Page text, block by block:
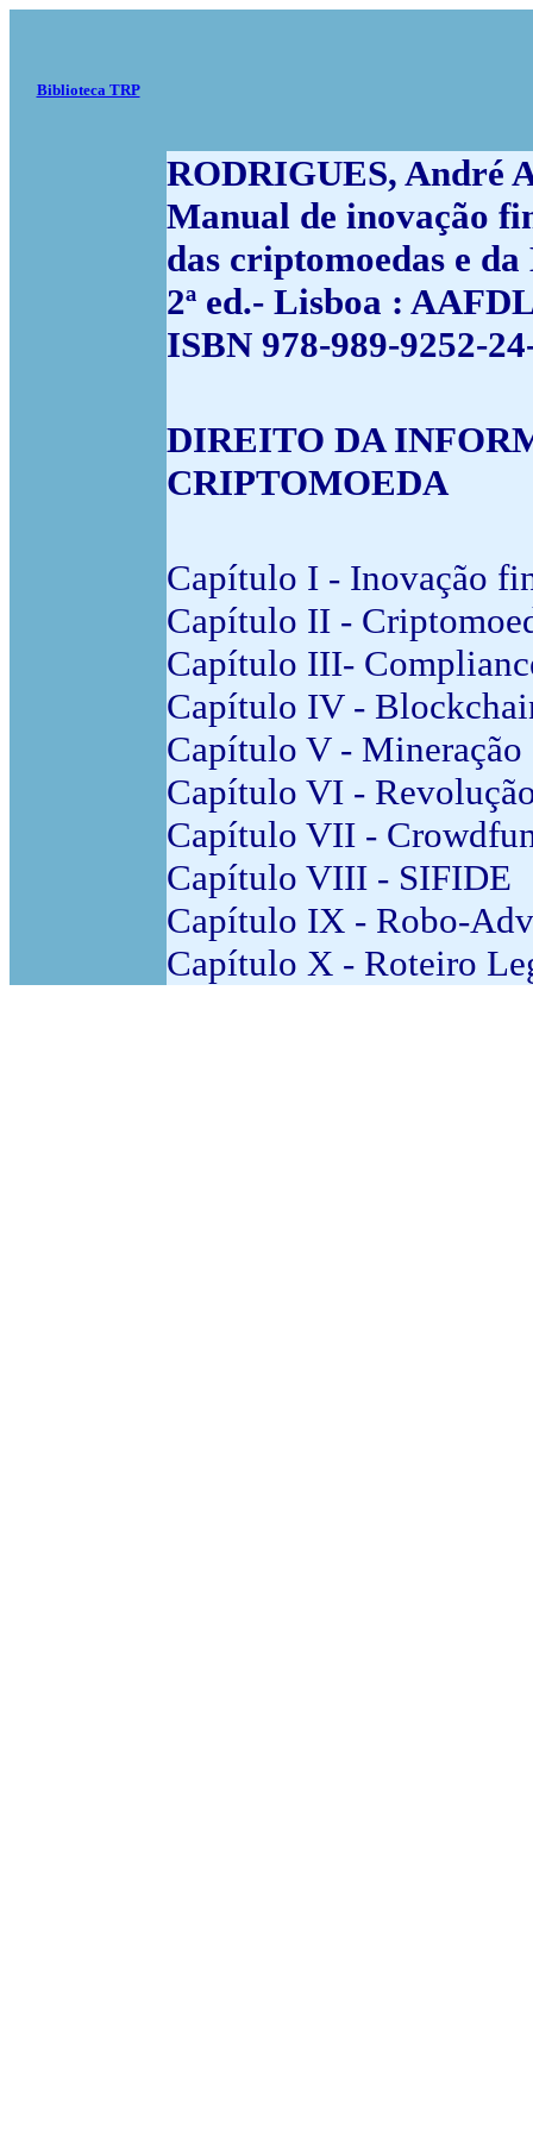
Biblioteca TRP
RODRIGUES, André
Manual de inovação
das criptomoedas e
2ª ed.- Lisboa :
ISBN 978-989-9252-
DIREITO DA
CRIPTOMOEDA
Capítulo I - Inovação
Capítulo II -
Capítulo III-
Capítulo IV -
Capítulo V - Mineração
Capítulo VI -
Capítulo VII -
Capítulo VIII - SIFIDE
Capítulo IX - Robo-
Capítulo X - Roteiro